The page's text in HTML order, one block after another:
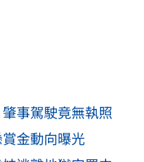
事駕駛竟無執照
賞金動向曝光